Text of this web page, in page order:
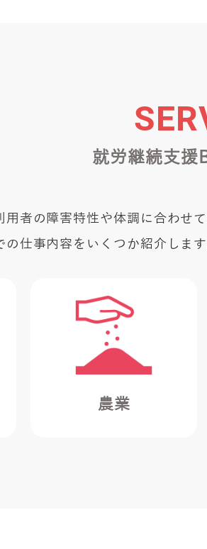
就労継続支援
用者の障害特性や体調に合わせ
仕事内容をいくつか紹介します
農業